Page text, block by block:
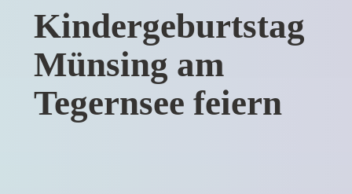
Kindergeburtstag
Münsing am
Tegernsee feiern